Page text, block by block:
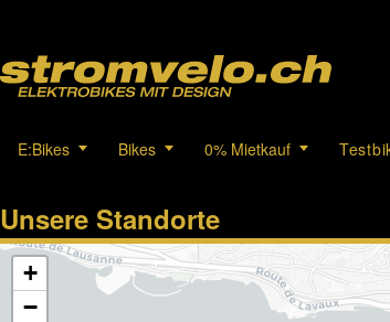
E:Bikes Bikes 0% Mietkauf
Unsere Standorte
+
−